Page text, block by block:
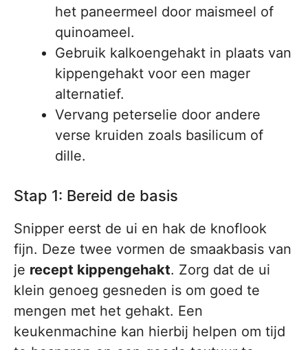
het paneermeel door maismeel of
quinoameel.
Gebruik kalkoengehakt in plaats van
kippengehakt voor een mager
alternatief.
Vervang peterselie door andere
verse kruiden zoals basilicum of
dille.
Stap 1: Bereid de basis
Snipper eerst de ui en hak de knoflook
fijn. Deze twee vormen de smaakbasis van
je recept kippengehakt. Zorg dat de ui
klein genoeg gesneden is om goed te
mengen met het gehakt. Een
keukenmachine kan hierbij helpen om tijd